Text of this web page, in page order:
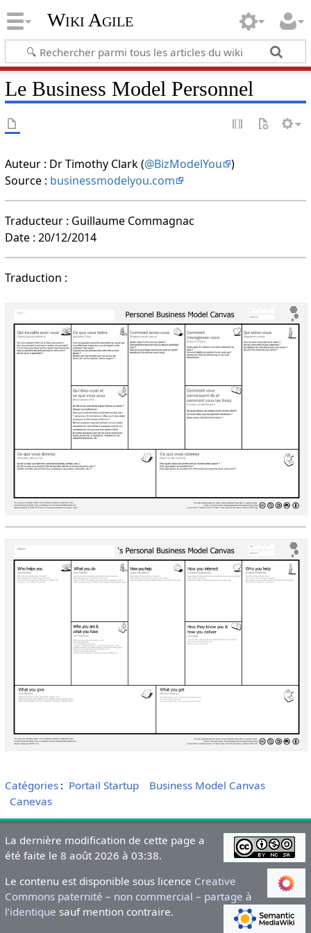
Wiki Agile
Le Business Model Personnel
Auteur : Dr Timothy Clark (@BizModelYou
)
Source : businessmodelyou.com
Traducteur : Guillaume Commagnac
Date : 20/12/2014
Traduction :
Catégories: Portail Startup
Business Model Canvas
Canevas
La dernière modification de cette page a
été faite le 8 août 2026 à 03:38.
Le contenu est disponible sous licence Creative
Commons paternité – non commercial – partage à
l’identique sauf mention contraire.